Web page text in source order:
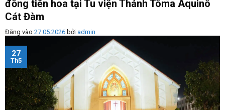
đồng tiến hoa tại Tu viện Thánh Tôma Aquinô
Cát Đàm
Đăng vào 27.05.2026 bởi admin
27
Th5